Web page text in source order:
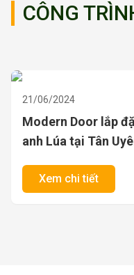
CÔNG
21/06/2024
Lắp đặt bộ cửa
cho anh Tâm tại
Xem chi tiết